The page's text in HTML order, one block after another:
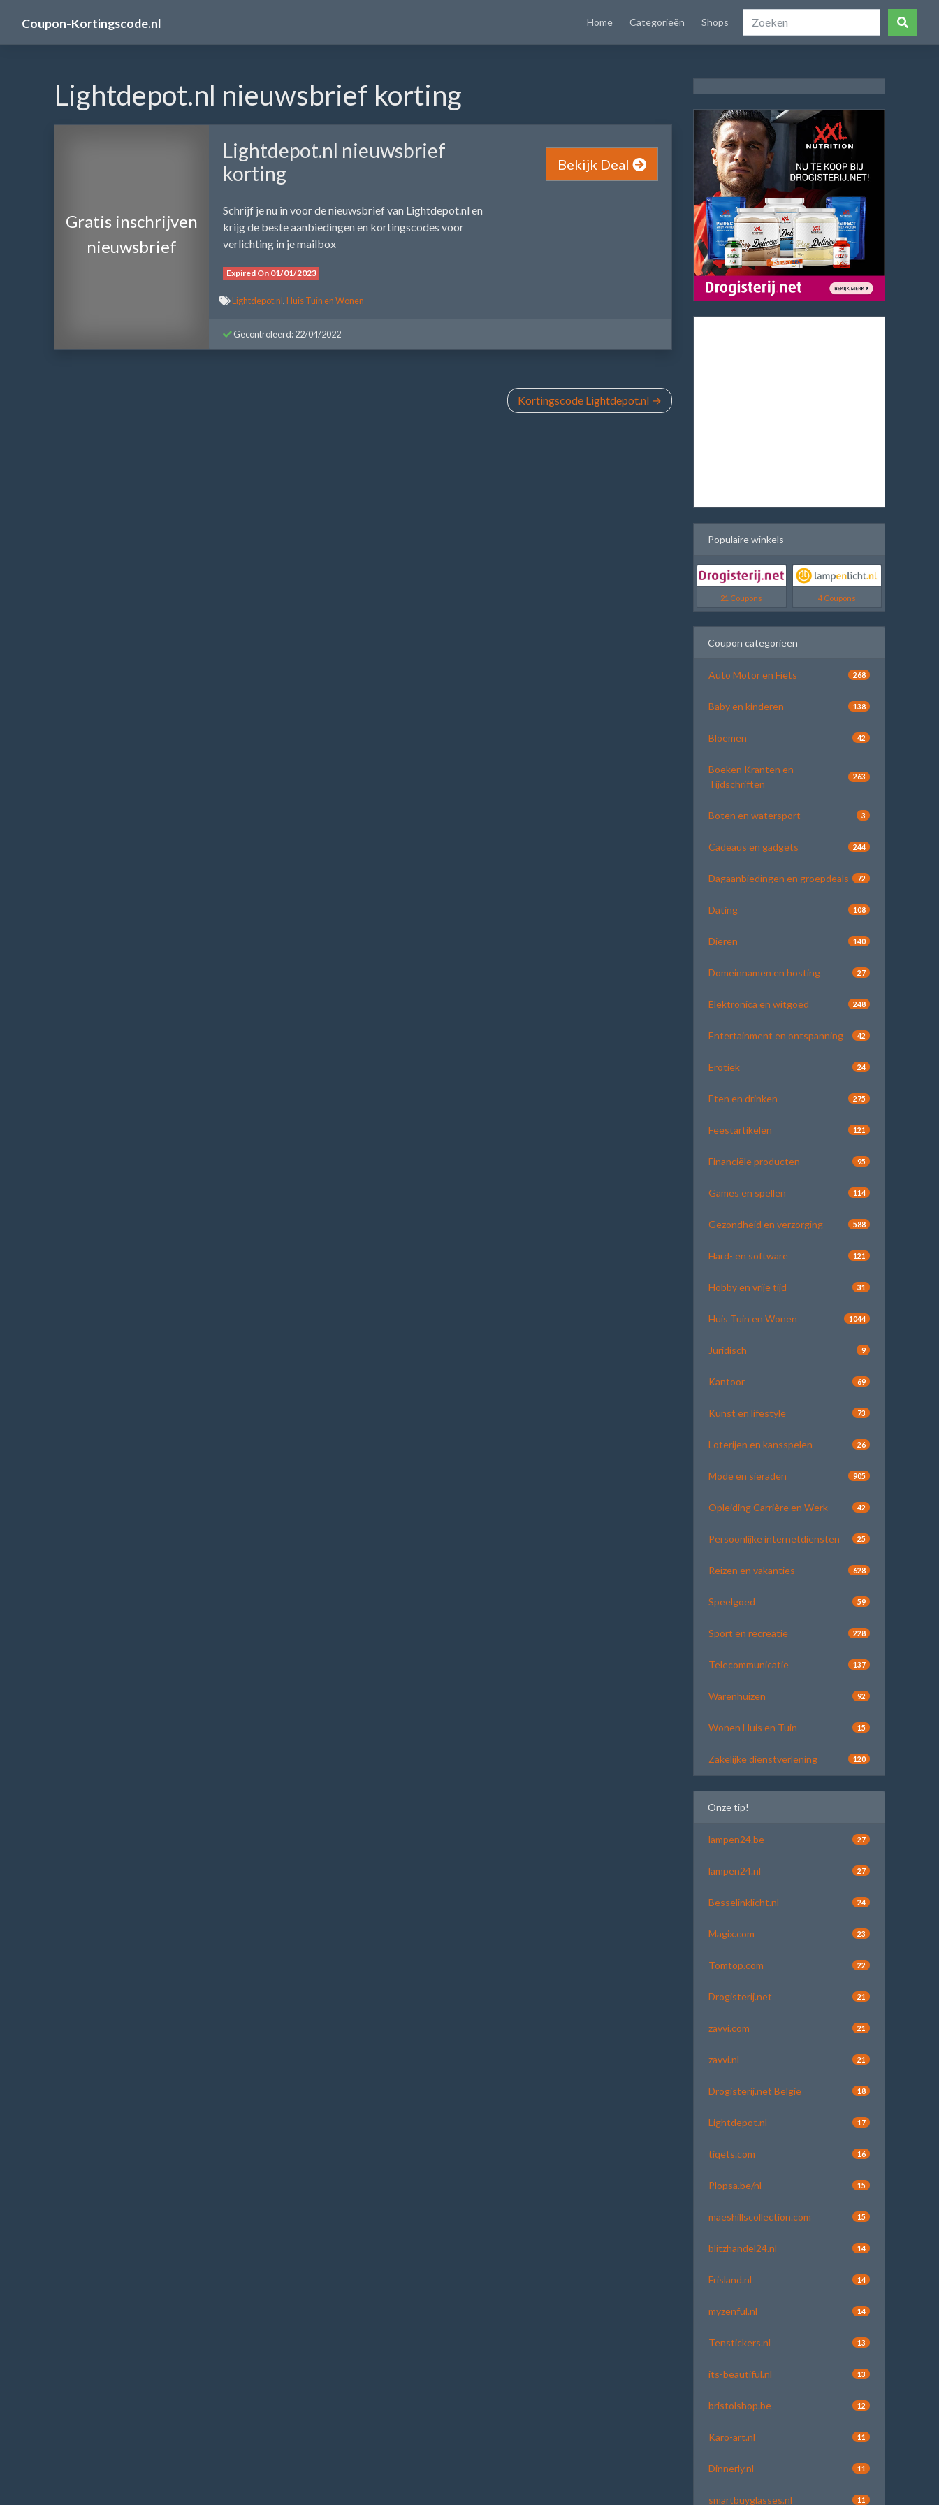
Coupon-Kortingscode.nl Home Categorieën Shops
Lightdepot.nl nieuwsbrief korting
Gratis inschrijven
nieuwsbrief
Lightdepot.nl nieuwsbrief
korting
Schrijf je nu in voor de nieuwsbrief van Lightdepot.nl en
krijg de beste aanbiedingen en kortingscodes voor
verlichting in je mailbox
Expired On 01/01/2023
Bekijk Deal
Lightdepot.nl,Huis Tuin en Wonen
Gecontroleerd: 22/04/2022
Kortingscode Lightdepot.nl
Populaire winkels
21 Coupons 4 Coupons
Coupon categorieën
Auto Motor en Fiets 268
Baby en kinderen 138
Bloemen 42
Boeken Kranten en
Tijdschriften
263
Boten en watersport 3
Cadeaus en gadgets 244
Dagaanbiedingen en groepdeals 72
Dating 108
Dieren 140
Domeinnamen en hosting 27
Elektronica en witgoed 248
Entertainment en ontspanning 42
Erotiek 24
Eten en drinken 275
Feestartikelen 121
Financiële producten 95
Games en spellen 114
Gezondheid en verzorging 588
Hard- en software 121
Hobby en vrije tijd 31
Huis Tuin en Wonen 1044
Juridisch 9
Kantoor 69
Kunst en lifestyle 73
Loterijen en kansspelen 26
Mode en sieraden 905
Opleiding Carrière en Werk 42
Persoonlijke internetdiensten 25
Reizen en vakanties 628
Speelgoed 59
Sport en recreatie 228
Telecommunicatie 137
Warenhuizen 92
Wonen Huis en Tuin 15
Zakelijke dienstverlening 120
Onze tip!
lampen24.be 27
lampen24.nl 27
Besselinklicht.nl 24
Magix.com 23
Tomtop.com 22
Drogisterij.net 21
zavvi.com 21
zavvi.nl 21
Drogisterij.net Belgie 18
Lightdepot.nl 17
tiqets.com 16
Plopsa.be/nl 15
maeshillscollection.com 15
blitzhandel24.nl 14
Frisland.nl 14
myzenful.nl 14
Tenstickers.nl 13
its-beautiful.nl 13
bristolshop.be 12
Karo-art.nl 11
Dinnerly.nl 11
smartbuyglasses.nl 11